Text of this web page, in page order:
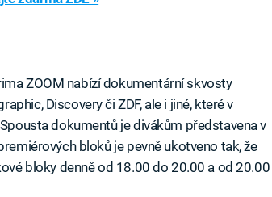
ZOOM nabízí dokumentární skvosty
Discovery či ZDF, ale i jiné, které v
dokumentů je divákům představena v
bloků je pevně ukotveno tak, že
bloky denně od 18.00 do 20.00 a od 20.00